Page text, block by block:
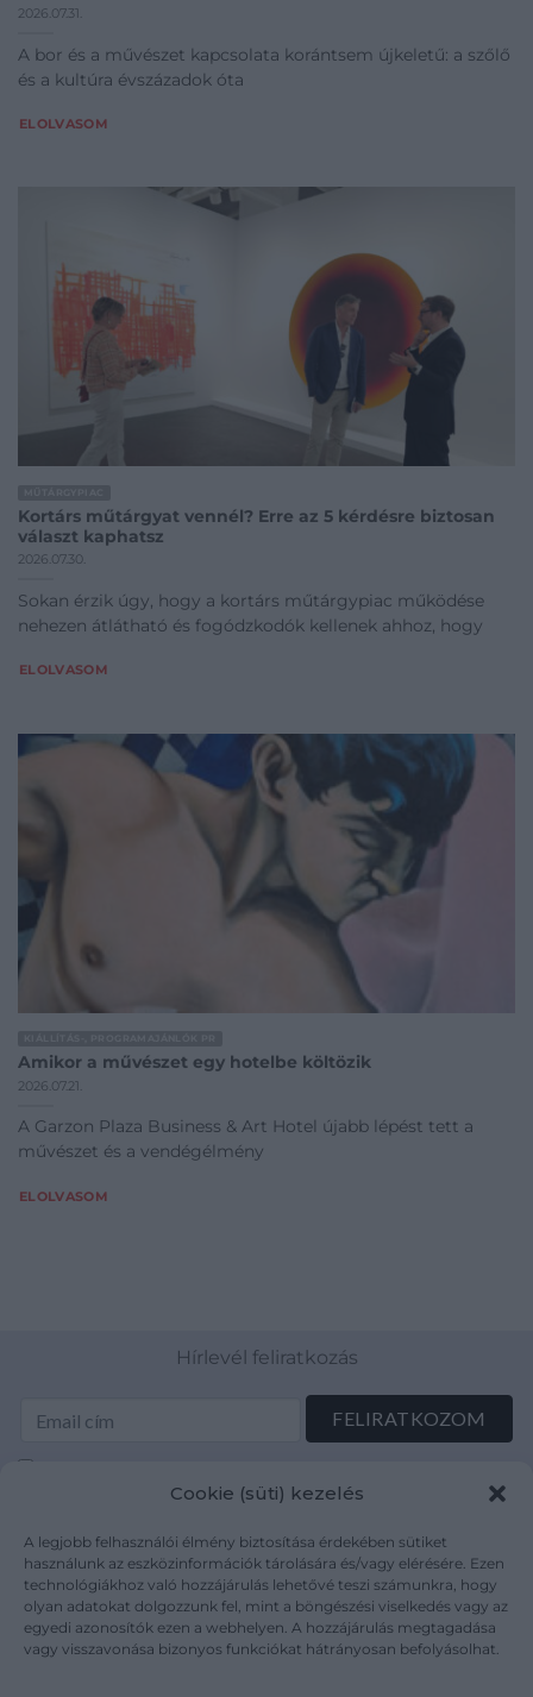
Cookie (süti) kezelés
A legjobb felhasználói élmény biztosítása érdekében sütiket
használunk az eszközinformációk tárolására és/vagy elérésére. Ezen
technológiákhoz való hozzájárulás lehetővé teszi számunkra, hogy
olyan adatokat dolgozzunk fel, mint a böngészési viselkedés vagy az
egyedi azonosítók ezen a webhelyen. A hozzájárulás megtagadása
vagy visszavonása bizonyos funkciókat hátrányosan befolyásolhat.
2026.07.31.
A bor és a művészet kapcsolata korántsem újkeletű: a szőlő
és a kultúra évszázadok óta
ELOLVASOM
Kortárs műtárgyat vennél? Erre az 5 kérdésre biztosan
választ kaphatsz
2026.07.30.
Sokan érzik úgy, hogy a kortárs műtárgypiac működése
nehezen átlátható és fogódzkodók kellenek ahhoz, hogy
ELOLVASOM
Amikor a művészet egy hotelbe költözik
2026.07.21.
A Garzon Plaza Business & Art Hotel újabb lépést tett a
művészet és a vendégélmény
ELOLVASOM
Hírlevél feliratkozás
mutargy.com/adatkezelesi-tajekoztato/
Rólunk
Médiaajánlat
Karrier
Kapcsolat
Áraink
ÁSZF
Adatvédelem
Impresszum